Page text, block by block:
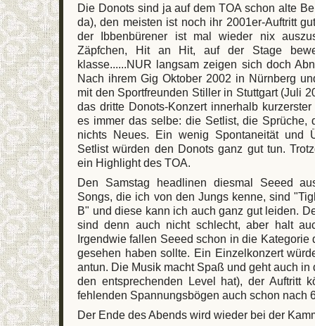
Die Donots sind ja auf dem TOA schon alte
da), den meisten ist noch ihr 2001er-Auftritt
der Ibbenbürener ist mal wieder nix
Zäpfchen, Hit an Hit, auf der Stage
klasse......NUR langsam zeigen sich doch
Nach ihrem Gig Oktober 2002 in Nürnberg
mit den Sportfreunden Stiller in Stuttgart (Juli
das dritte Donots-Konzert innerhalb
es immer das selbe: die Setlist, die Sprüche,
nichts Neues. Ein wenig Spontaneität und
Setlist würden den Donots ganz gut tun.
ein Highlight des TOA.
Den Samstag headlinen diesmal Seeed
Songs, die ich von den Jungs kenne, sind
B" und diese kann ich auch ganz gut leiden.
sind denn auch nicht schlecht, aber halt
Irgendwie fallen Seeed schon in die Kategorie
gesehen haben sollte. Ein Einzelkonzert
antun. Die Musik macht Spaß und geht auch in
den entsprechenden Level hat), der Auftritt
fehlenden Spannungsbögen auch schon nach
Der Ende des Abends wird wieder bei der